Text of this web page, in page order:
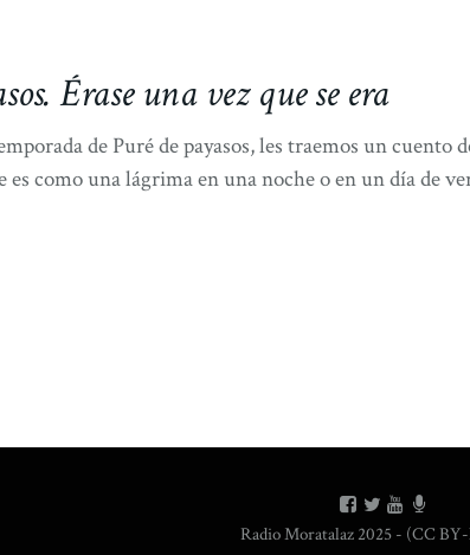
Érase una vez que se era
de Puré de payasos, les traemos un cuento
es como una lágrima en una noche o en un día de
Radio Moratalaz 2025 - (CC